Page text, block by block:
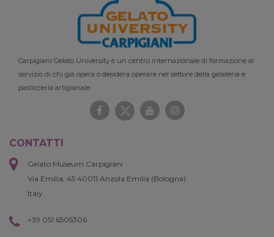
Carpigiani Gelato University è un centro internazionale di formazione al
servizio di chi già opera o desidera operare nel settore della gelateria e
pasticceria artigianale.
CONTATTI
Gelato Museum Carpigiani
Via Emilia, 45 40011 Anzola Emilia (Bologna)
Italy
+39 051 6505306